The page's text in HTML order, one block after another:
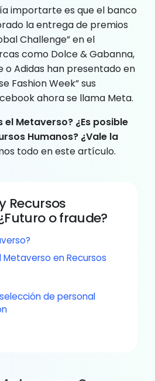
importarte es que el banco
la entrega de premios
Challenge” en el
como Dolce & Gabanna,
o Adidas han presentado en
Fashion Week” sus
ahora se llama Meta.
el Metaverso? ¿Es posible
Humanos? ¿Vale la
todo en este artículo.
Recursos
o fraude?
en Recursos
de personal